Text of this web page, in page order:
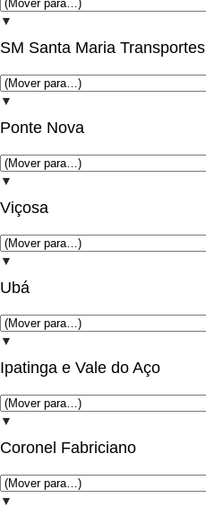
▼
SM Santa Maria Transportes
▼
Ponte Nova
▼
Viçosa
▼
Ubá
▼
Ipatinga e Vale do Aço
▼
Coronel Fabriciano
▼